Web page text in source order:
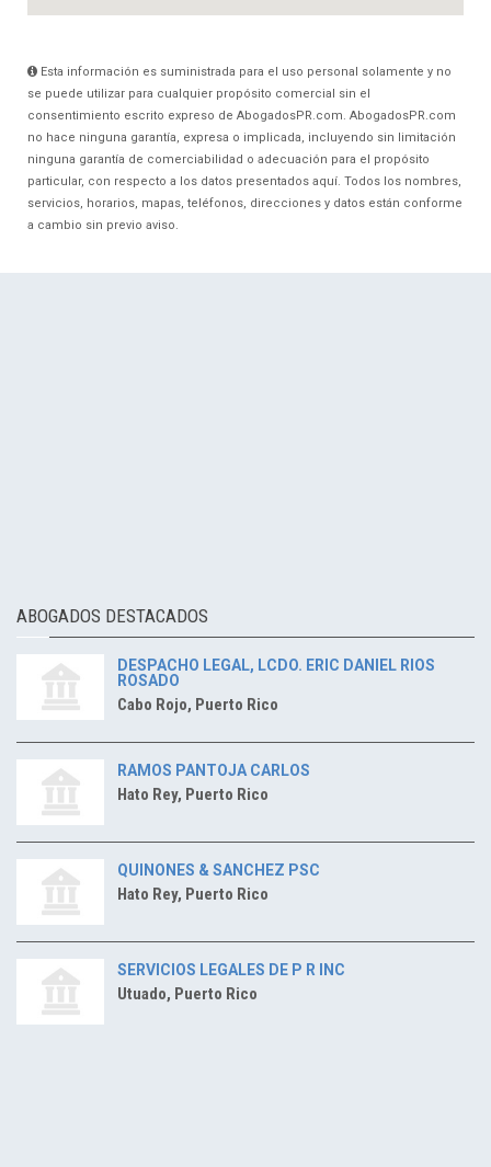
Esta información es suministrada para el uso personal solamente y no
se puede utilizar para cualquier propósito comercial sin el
consentimiento escrito expreso de AbogadosPR.com. AbogadosPR.com
no hace ninguna garantía, expresa o implicada, incluyendo sin limitación
ninguna garantía de comerciabilidad o adecuación para el propósito
particular, con respecto a los datos presentados aquí. Todos los nombres,
servicios, horarios, mapas, teléfonos, direcciones y datos están conforme
a cambio sin previo aviso.
ABOGADOS DESTACADOS
DESPACHO LEGAL, LCDO. ERIC DANIEL RIOS
ROSADO
Cabo Rojo, Puerto Rico
RAMOS PANTOJA CARLOS
Hato Rey, Puerto Rico
QUINONES & SANCHEZ PSC
Hato Rey, Puerto Rico
SERVICIOS LEGALES DE P R INC
Utuado, Puerto Rico